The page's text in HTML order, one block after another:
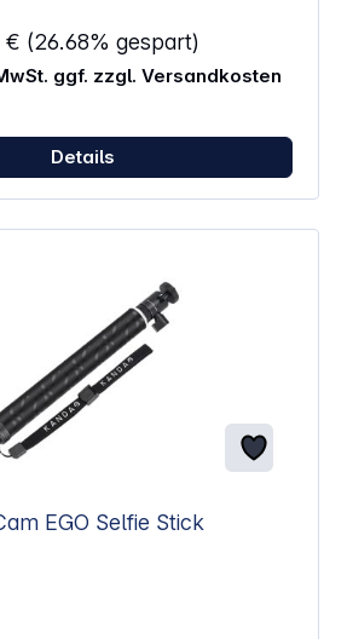
€ (26.68% gespart)
ggf. zzgl. Versandkosten
Details
EGO Selfie Stick